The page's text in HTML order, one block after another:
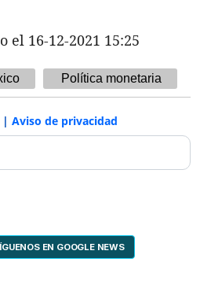
el 16-12-2021 15:25
Política monetaria
| Aviso de privacidad
EN GOOGLE NEWS